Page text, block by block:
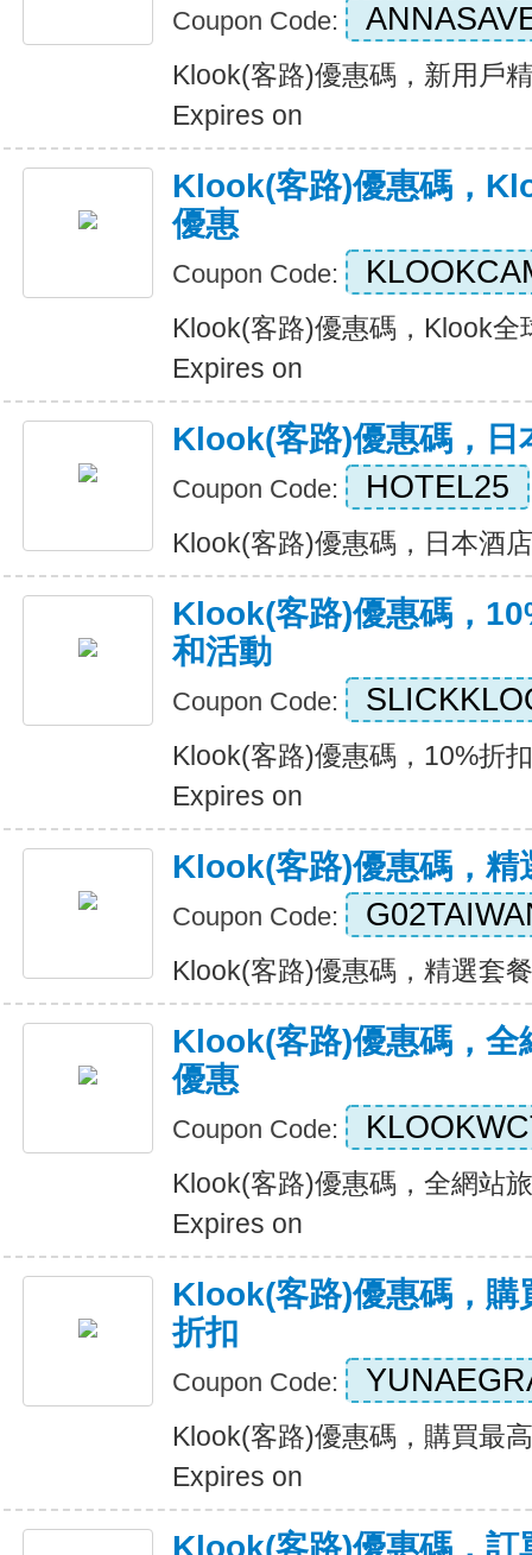
Coupon Code:
Klook(客路)優惠碼，新用戶
Expires on
Klook(客路)優惠碼，
優惠
Coupon Code:
Klook(客路)優惠碼，Klook全
Expires on
Klook(客路)優惠碼，日
Coupon Code: HOTEL25
Klook(客路)優惠碼，日本酒
Klook(客路)優惠碼，
和活動
Coupon Code:
Klook(客路)優惠碼，10%折
Expires on
Klook(客路)優惠碼，精
Coupon Code:
Klook(客路)優惠碼，精選套
Klook(客路)優惠碼，全
優惠
Coupon Code:
Klook(客路)優惠碼，全網站
Expires on
Klook(客路)優惠碼，購
折扣
Coupon Code:
Klook(客路)優惠碼，購買最
Expires on
Klook(客路)優惠碼，訂